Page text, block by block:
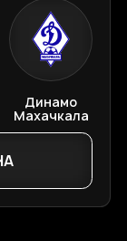
Динамо
Махачкала